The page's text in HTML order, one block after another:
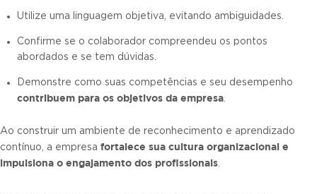
Utilize uma linguagem objetiva, evitando ambiguidades.
Confirme se o colaborador compreendeu os pontos
abordados e se tem dúvidas.
Demonstre como suas competências e seu desempenho
contribuem para os objetivos da empresa
Ao construir um ambiente de reconhecimento e aprendizado
contínuo, a empresa fortalece sua cultura organizacional e
impulsiona o engajamento dos profissionais